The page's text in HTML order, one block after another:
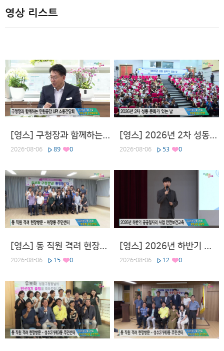
영상 리스트
[영스] 구청장과 함께하는 민원공감 UP 소통간담회
2026-08-06 89 0
[영스] 2026년 2차 성동 문화가 있는 날
2026-08-06 53 0
[영스] 동 직원 격려 현장방문 - 마장동 주민센터
2026-08-06 15 0
[영스] 2026년 하반기 공공일자리 사업 안전보건교육
2026-08-06 12 0